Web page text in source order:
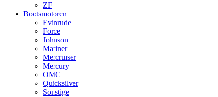
ZF
Bootsmotoren
Evinrude
Force
Johnson
Mariner
Mercruiser
Mercury
OMC
Quicksilver
Sonstige